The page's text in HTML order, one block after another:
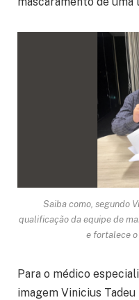
Saiba como, segundo
qualificação da equipe de
e fortalece o
Para o médico
imagem Vinicius